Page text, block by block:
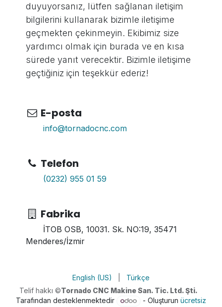
duyuyorsanız, lütfen sağlanan iletişim
bilgilerini kullanarak bizimle iletişime
geçmekten çekinmeyin. Ekibimiz size
yardımcı olmak için burada ve en kısa
sürede yanıt verecektir. Bizimle iletişime
geçtiğiniz için teşekkür ederiz!
E-posta
info@tornadocnc.com
Telefon
(0232) 955 01 59
Fabrika
İTOB OSB, 10031. Sk. NO:19, 35471
Menderes/İzmir
Telif hakkı ©Tornado CNC Makine San. Tic. Ltd. Şti.
English (US) Türkçe
Tarafından desteklenmektedir - Oluşturun ücretsiz